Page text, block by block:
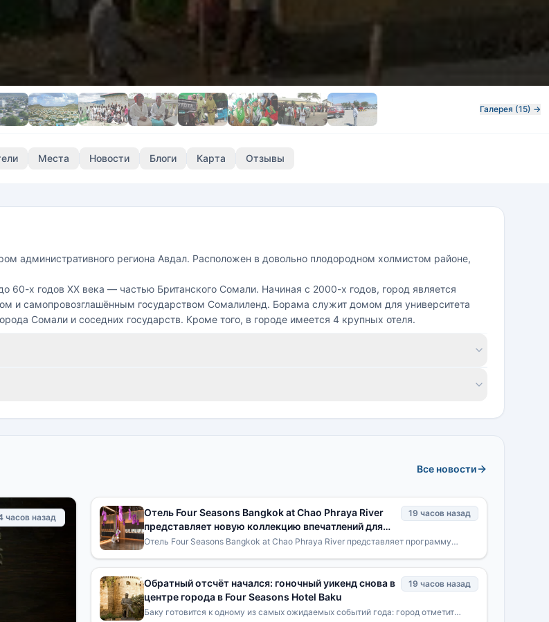
Галерея (15) →
Места Новости Блоги Карта Отзывы
административного региона Авдал. Расположен в довольно плодородном холмистом районе,
60-х годов XX века — частью Британского Сомали. Начиная с 2000-х годов, город является
и самопровозглашённым государством Сомалиленд. Борама служит домом для университета
Сомали и соседних государств. Кроме того, в городе имеется 4 крупных отеля.
Все новости
часов назад
Отель Four Seasons Bangkok at Chao Phraya River
представляет новую коллекцию впечатлений для
подростков «Bangkok Unlocked»
19 часов назад
Отель Four Seasons Bangkok at Chao Phraya River представляет программу
Обратный отсчёт начался: гоночный уикенд снова в
центре города в Four Seasons Hotel Baku
19 часов назад
Баку готовится к одному из самых ожидаемых событий года: город отметит